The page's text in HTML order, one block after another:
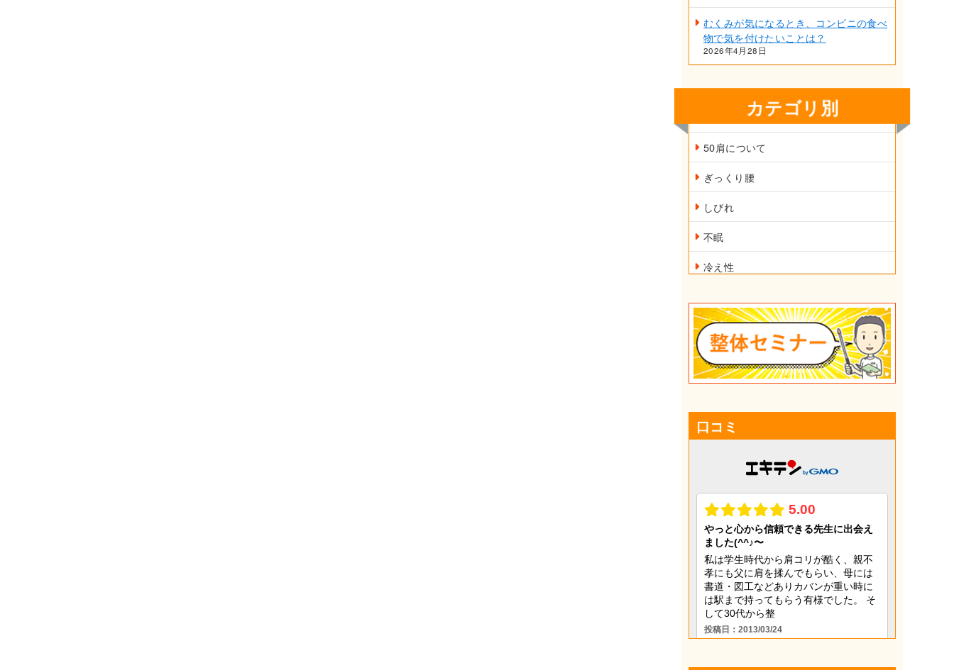
むくみが気になるとき、コンビニの食べ
物で気を付けたいことは？
2026年4月28日
カテゴリ別
50肩について
ぎっくり腰
しびれ
不眠
冷え性
小顔矯正
更年期
猫背
目の疲れ
肩こり
膝痛
自律神経
アレルギー
鍼治療
頭痛
口コミ